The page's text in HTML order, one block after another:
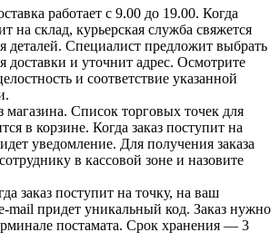
работает с 9.00 до 19.00. Когда
на склад, курьерская служба свяжется
деталей. Специалист предложит выбрать
доставки и уточнит адрес. Осмотрите
и соответствие указанной
магазина. Список торговых точек для
в корзине. Когда заказ поступит на
уведомление. Для получения заказа
в кассовой зоне и назовите
заказ поступит на точку, на ваш
mail придет уникальный код. Заказ нужно
постамата. Срок хранения — 3